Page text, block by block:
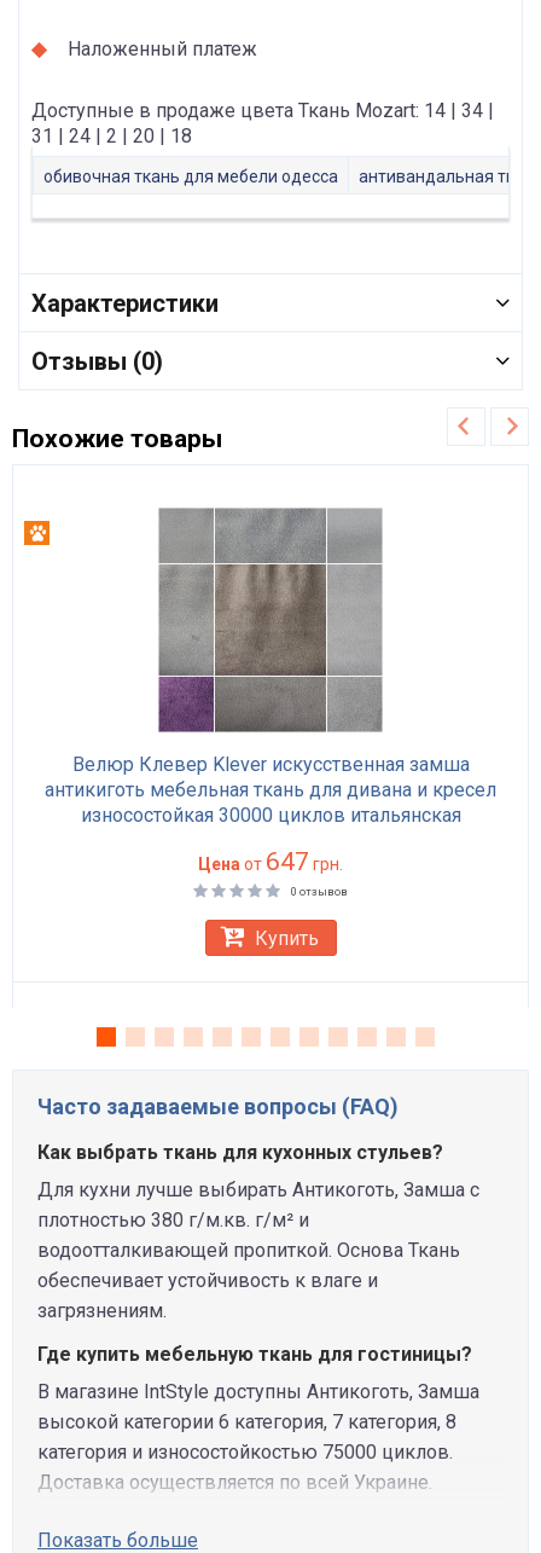
Наложенный платеж
Доступные в продаже цвета Ткань Mozart: 14 | 34 |
31 | 24 | 2 | 20 | 18
обивочная ткань для мебели одесса антивандальная
Характеристики
Отзывы (0)
Похожие товары
Велюр Клевер Klever искусственная замша
антикиготь мебельная ткань для дивана и кресел
износостойкая 30000 циклов итальянская
Цена от 647 грн.
0 отзывов
Купить
Часто задаваемые вопросы (FAQ)
Как выбрать ткань для кухонных стульев?
Для кухни лучше выбирать Антикоготь, Замша с
плотностью 380 г/м.кв. г/м² и
водоотталкивающей пропиткой. Основа Ткань
обеспечивает устойчивость к влаге и
загрязнениям.
Где купить мебельную ткань для гостиницы?
В магазине IntStyle доступны Антикоготь, Замша
высокой категории 6 категория, 7 категория, 8
категория и износостойкостью 75000 циклов.
Доставка осуществляется по всей Украине.
Показать больше